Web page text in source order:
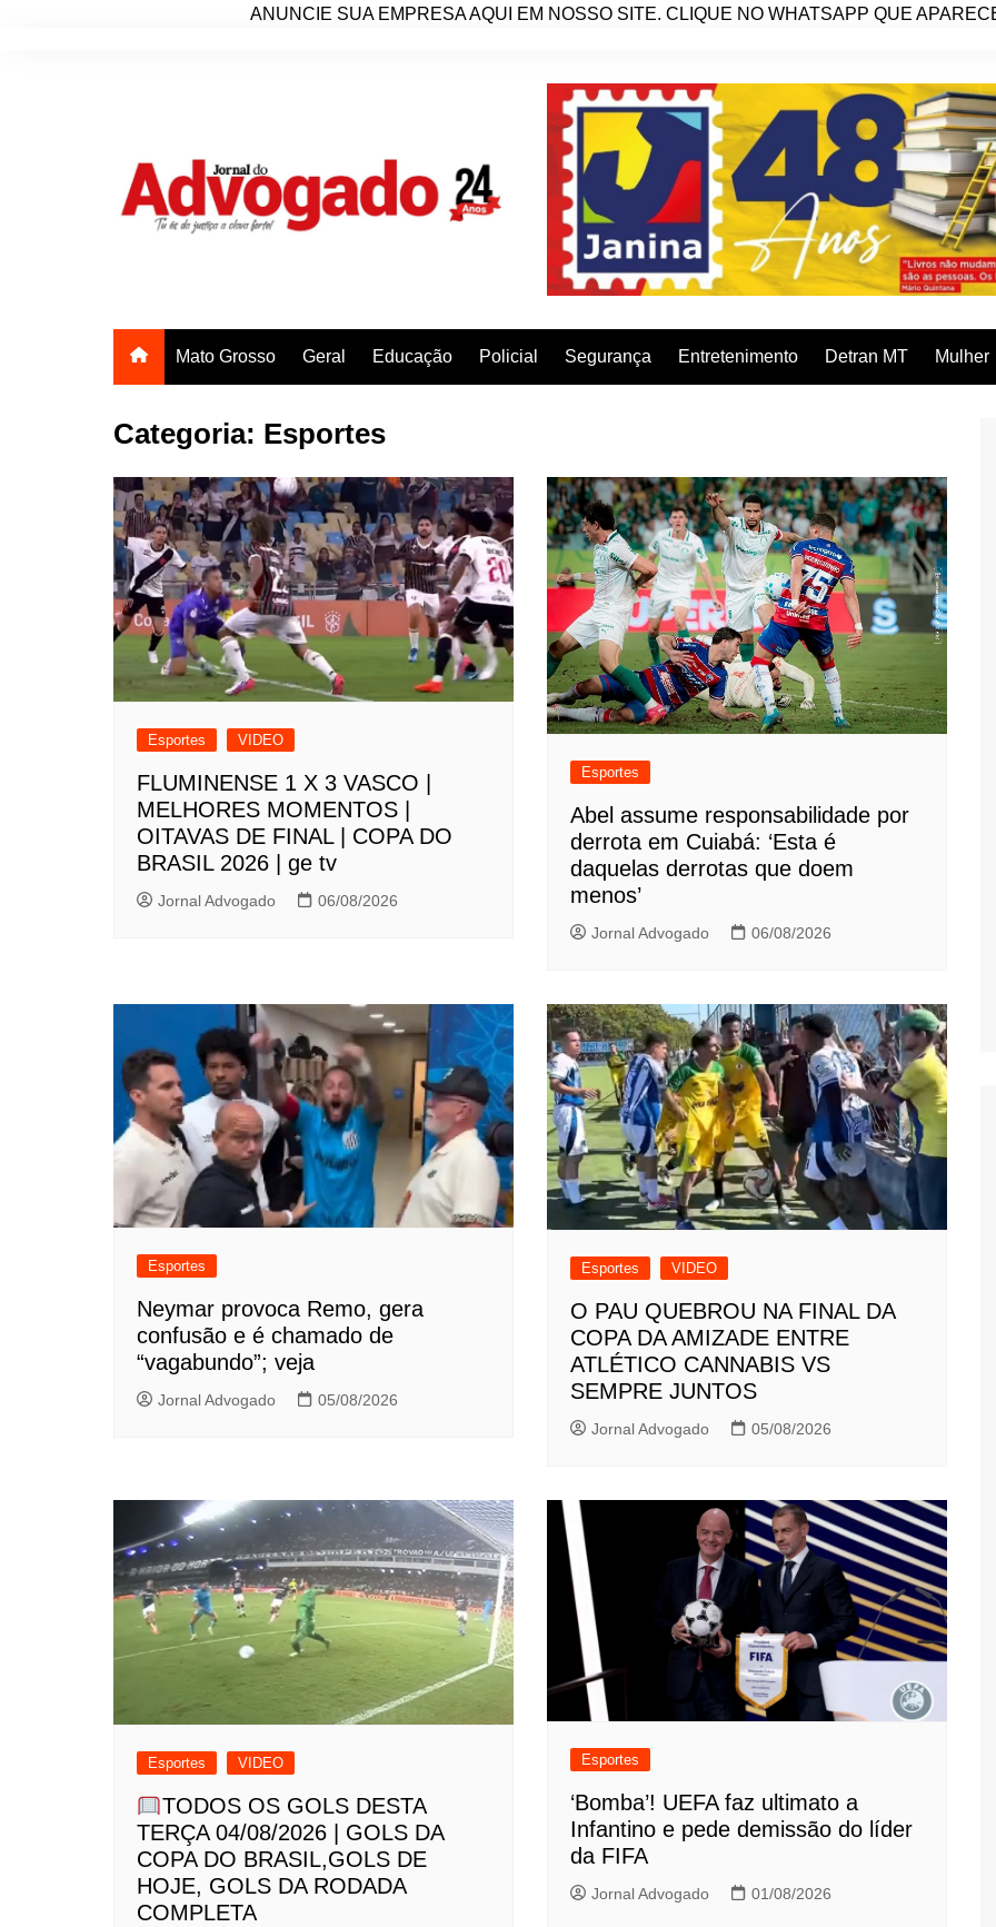
ANUNCIE SUA EMPRESA AQUI EM NOSSO SITE. CLIQUE NO WHATSAPP QUE
Mato Grosso Geral Educação Policial Segurança Entretenimento Detran MT Mulher
Categoria: Esportes
Esportes VIDEO
FLUMINENSE 1 X 3 VASCO |
MELHORES MOMENTOS |
OITAVAS DE FINAL | COPA DO
BRASIL 2026 | ge tv
Jornal Advogado 06/08/2026
Esportes
Abel assume responsabilidade por
derrota em Cuiabá: ‘Esta é
daquelas derrotas que doem
menos’
Jornal Advogado 06/08/2026
Esportes
Neymar provoca Remo, gera
confusão e é chamado de
“vagabundo”; veja
Jornal Advogado 05/08/2026
Esportes VIDEO
O PAU QUEBROU NA FINAL DA
COPA DA AMIZADE ENTRE
ATLÉTICO CANNABIS VS
SEMPRE JUNTOS
Jornal Advogado 05/08/2026
Esportes VIDEO
TODOS OS GOLS DESTA
TERÇA 04/08/2026 | GOLS DA
COPA DO BRASIL,GOLS DE
HOJE, GOLS DA RODADA
COMPLETA
Esportes
‘Bomba’! UEFA faz ultimato a
Infantino e pede demissão do líder
da FIFA
Jornal Advogado 01/08/2026